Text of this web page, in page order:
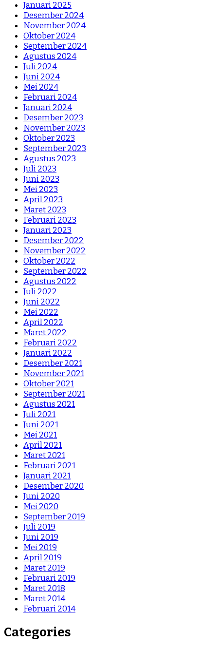
Januari 2025
Desember 2024
November 2024
Oktober 2024
September 2024
Agustus 2024
Juli 2024
Juni 2024
Mei 2024
Februari 2024
Januari 2024
Desember 2023
November 2023
Oktober 2023
September 2023
Agustus 2023
Juli 2023
Juni 2023
Mei 2023
April 2023
Maret 2023
Februari 2023
Januari 2023
Desember 2022
November 2022
Oktober 2022
September 2022
Agustus 2022
Juli 2022
Juni 2022
Mei 2022
April 2022
Maret 2022
Februari 2022
Januari 2022
Desember 2021
November 2021
Oktober 2021
September 2021
Agustus 2021
Juli 2021
Juni 2021
Mei 2021
April 2021
Maret 2021
Februari 2021
Januari 2021
Desember 2020
Juni 2020
Mei 2020
September 2019
Juli 2019
Juni 2019
Mei 2019
April 2019
Maret 2019
Februari 2019
Maret 2018
Maret 2014
Februari 2014
Categories